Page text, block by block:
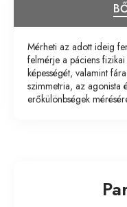
Mérheti az adott ideig
felmérje a páciens
képességét, valamint
szimmetria, az agonista
erőkülönbségek